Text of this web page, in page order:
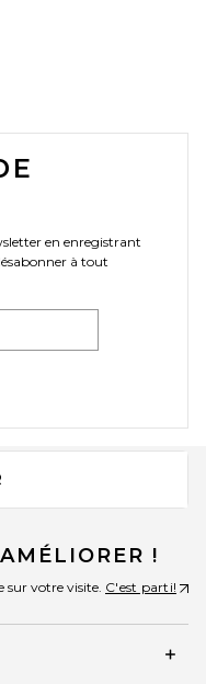
en enregistrant
à tout
Regions
!
sur votre visite. C'est parti!